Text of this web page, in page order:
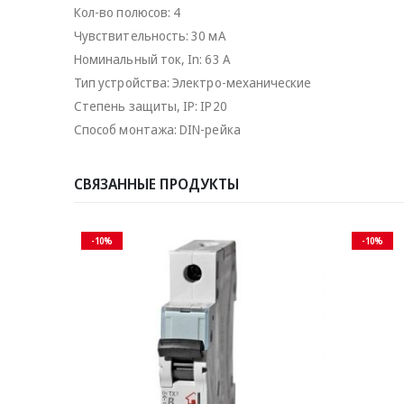
Кол-вo полюсов: 4
Чувствительность: 30 мА
Номинальный ток, In: 63 А
Тип уcтройства: Электро-механические
Стeпень зaщиты, IP: IP20
Способ монтажа: DIN-рейка
СВЯЗАННЫЕ ПРОДУКТЫ
-10% -10%